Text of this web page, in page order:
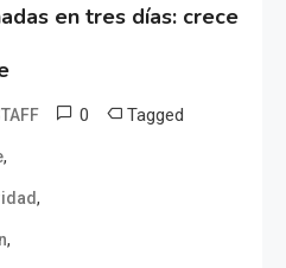
en tres días: crece
0 Tagged
,
,
,